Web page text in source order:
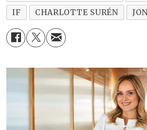
IF
CHARLOTTE SURÉN